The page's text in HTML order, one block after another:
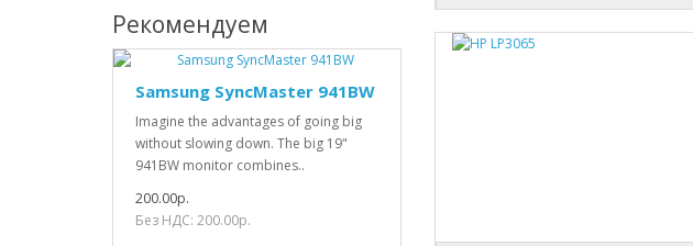
Рекомендуем
Samsung SyncMaster 941BW
Imagine the advantages of going big
without slowing down. The big 19"
941BW monitor combines..
200.00р.
Без НДС: 200.00р.